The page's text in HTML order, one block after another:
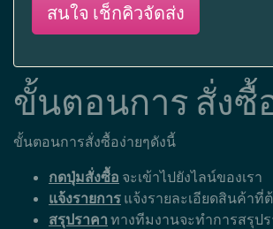
สนใจ เช็กคิวจัดส่ง
ขั้นตอนการ สั่งซื้
ขั้นตอนการสั่งซื้อง่ายๆดังนี้
กดปุ่มสั่งซื้อ จะเข้าไปยังไลน์ของเรา
แจ้งรายการ แจ้งรายละเอียดสินค้าที่
สรุปราคา ทางทีมงานจะทำการสรุป